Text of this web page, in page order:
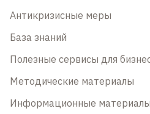
Антикризисные меры
База знаний
Полезные сервисы для
Методические материалы
Информационные материалы